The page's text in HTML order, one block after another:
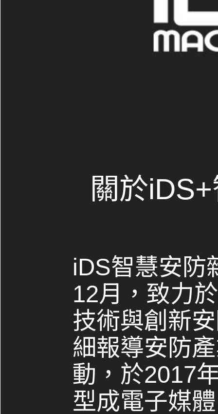
關於
iDS智慧安防
12月，致力
技術與創新
細報導安防
動，於2017
型成電子媒